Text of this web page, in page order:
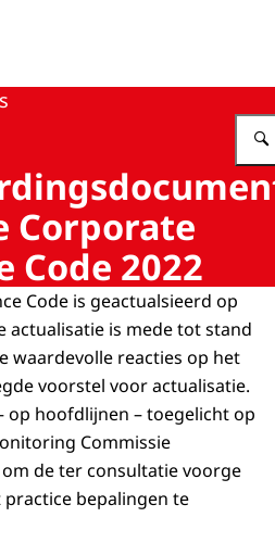
Monitoring Commissie
Corporate
Code 2022
Code is geactualsieerd op
actualisatie is mede tot stand
waardevolle reacties op het
voorstel voor actualisatie.
hoofdlijnen – toegelicht op
Commissie
de ter consultatie voorge
bepalingen te